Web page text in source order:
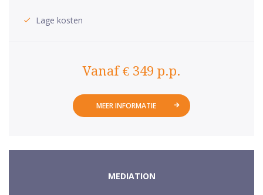
Lage kosten
Vanaf € 349 p.p.
MEER INFORMATIE
MEDIATION